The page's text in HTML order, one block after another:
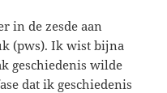
in de zesde aan
(pws). Ik wist bijna
geschiedenis wilde
dat ik geschiedenis